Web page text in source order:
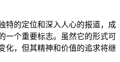
特的定位和深入人心的报道，成
一个重要标志。虽然它的形式可
化，但其精神和价值的追求将继